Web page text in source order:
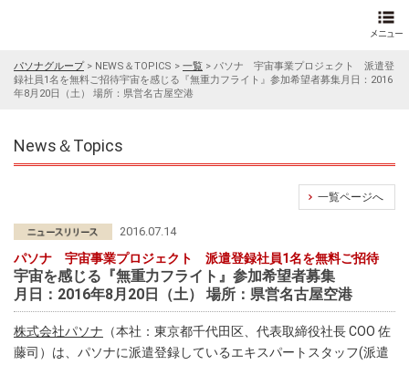
パソナグループ> NEWS＆TOPICS > 一覧 > パソナ 宇宙事業プロジェクト 派遣登
録社員1名を無料ご招待宇宙を感じる『無重力フライト』参加希望者募集月日：2016
年8月20日（土） 場所：県営名古屋空港
News＆Topics
一覧ページへ
2016.07.14
パソナ 宇宙事業プロジェクト 派遣登録社員1名を無料ご招待
宇宙を感じる『無重力フライト』参加希望者募集
月日：2016年8月20日（土） 場所：県営名古屋空港
株式会社パソナ （本社：東京都千代田区、代表取締役社長 COO 佐
藤司）は、パソナに派遣登録しているエキスパートスタッフ(派遣